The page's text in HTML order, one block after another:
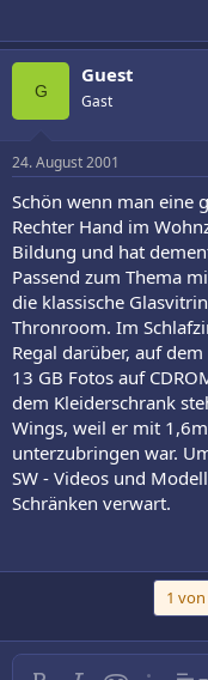
G
Guest
Gast
24. August 2001
Schön wenn man eine
Rechter Hand im
Bildung und hat
Passend zum Thema
die klassische
Thronroom. Im
Regal darüber, auf
13 GB Fotos auf
dem Kleiderschrank
Wings, weil er mit
unterzubringen war.
SW - Videos und
Schränken verwart.
1